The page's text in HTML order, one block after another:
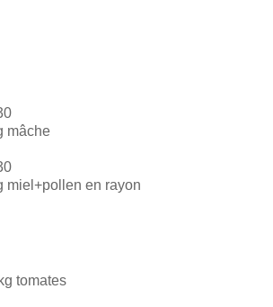
mâche
miel+pollen en rayon
tomates